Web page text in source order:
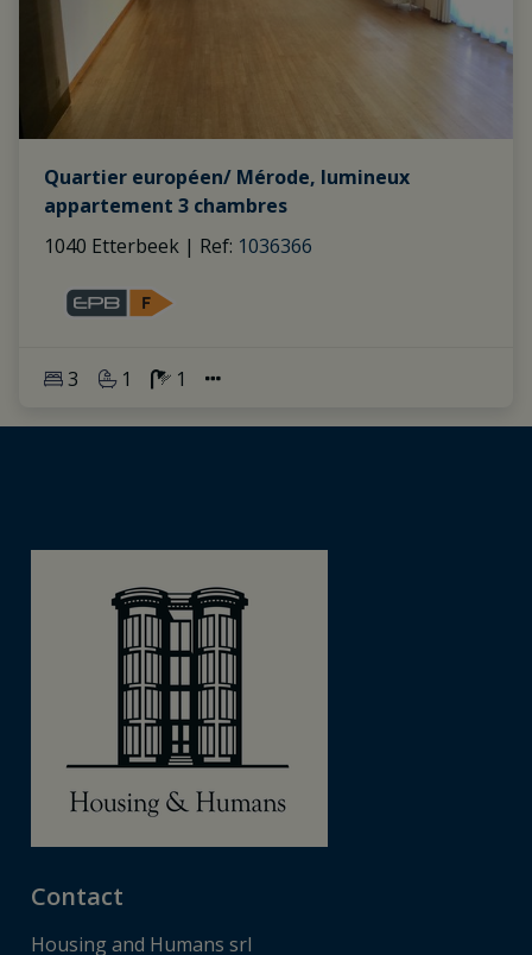
Quartier européen/ Mérode, lumineux
appartement 3 chambres
1040 Etterbeek | Ref: 1036366
3 1 1
Contact
Housing and Humans srl